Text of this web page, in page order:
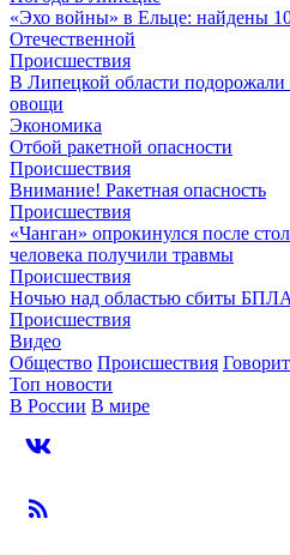
«Эхо войны» в Ельце: найдены
Отечественной
Происшествия
В Липецкой области подорожали
овощи
Экономика
Отбой ракетной опасности
Происшествия
Внимание! Ракетная опасность
Происшествия
«Чанган» опрокинулся после
человека получили травмы
Происшествия
Ночью над областью сбиты БПЛА
Происшествия
Видео
Общество Происшествия
Топ новости
В России В мире